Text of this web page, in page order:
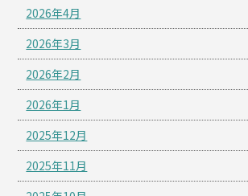
2026年4月
2026年3月
2026年2月
2026年1月
2025年12月
2025年11月